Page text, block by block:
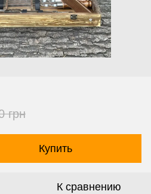
грн
Купить
К сравнению